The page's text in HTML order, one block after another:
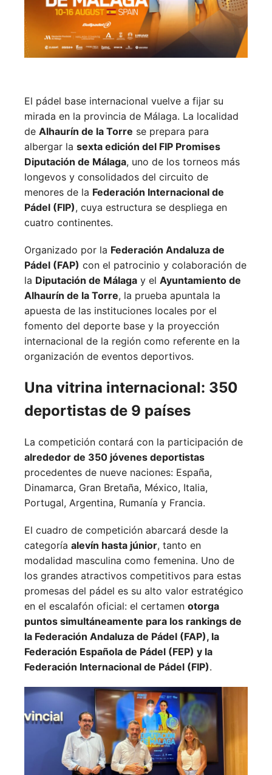
El pádel base internacional vuelve a fijar su
mirada en la provincia de Málaga. La localidad
de Alhaurín de la Torre se prepara para
albergar la sexta edición del FIP Promises
Diputación de Málaga, uno de los torneos más
longevos y consolidados del circuito de
menores de la Federación Internacional de
Pádel (FIP), cuya estructura se despliega en
cuatro continentes.
Organizado por la Federación Andaluza de
Pádel (FAP) con el patrocinio y colaboración de
la Diputación de Málaga y el Ayuntamiento de
Alhaurín de la Torre, la prueba apuntala la
apuesta de las instituciones locales por el
fomento del deporte base y la proyección
internacional de la región como referente en la
organización de eventos deportivos.
Una vitrina internacional: 350
deportistas de 9 países
La competición contará con la participación de
alrededor de 350 jóvenes deportistas
procedentes de nueve naciones: España,
Dinamarca, Gran Bretaña, México, Italia,
Portugal, Argentina, Rumanía y Francia.
El cuadro de competición abarcará desde la
categoría alevín hasta júnior, tanto en
modalidad masculina como femenina. Uno de
los grandes atractivos competitivos para estas
promesas del pádel es su alto valor estratégico
en el escalafón oficial: el certamen otorga
puntos simultáneamente para los rankings de
la Federación Andaluza de Pádel (FAP), la
Federación Española de Pádel (FEP) y la
Federación Internacional de Pádel (FIP).